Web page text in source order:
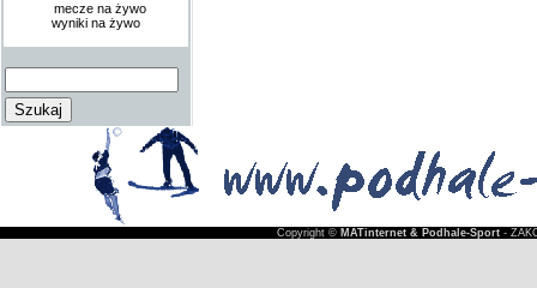
mecze na żywo
wyniki na żywo
Copyright © MATinternet & Podhale-Sport-